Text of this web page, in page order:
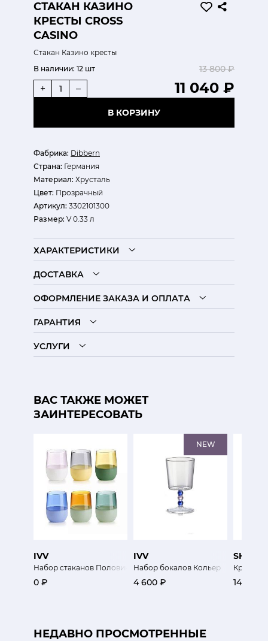
СТАКАН КАЗИНО
КРЕСТЫ CROSS
CASINO
Стакан Казино кресты
Фабрика: Dibbern
Страна: Германия
Материал: Хрусталь
Цвет: Прозрачный
Артикул: 3302101300
Размер: V 0.33 л
В наличии: 12 шт 13 800 ₽
11 040 ₽
+ –
В КОРЗИНУ
ХАРАКТЕРИСТИКИ
ДОСТАВКА
ОФОРМЛЕНИЕ ЗАКАЗА И ОПЛАТА
ГАРАНТИЯ
УСЛУГИ
ВАС ТАКЖЕ МОЖЕТ
ЗАИНТЕРЕСОВАТЬ
IVV
Набор стаканов Половинка
0 ₽
NEW
IVV
Набор бокалов Кольер
4 600 ₽
SHTOX
14 100 ₽
НЕДАВНО ПРОСМОТРЕННЫЕ